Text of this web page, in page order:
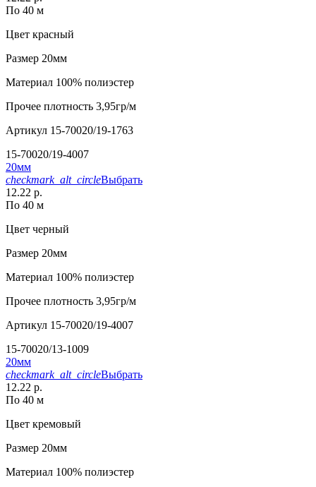
По 40 м
Цвет красный
Размер 20мм
Материал 100% полиэстер
Прочее плотность 3,95гр/м
Артикул 15-70020/19-1763
15-70020/19-4007
20мм
checkmark_alt_circleВыбрать
12.22 р.
По 40 м
Цвет черный
Размер 20мм
Материал 100% полиэстер
Прочее плотность 3,95гр/м
Артикул 15-70020/19-4007
15-70020/13-1009
20мм
checkmark_alt_circleВыбрать
12.22 р.
По 40 м
Цвет кремовый
Размер 20мм
Материал 100% полиэстер